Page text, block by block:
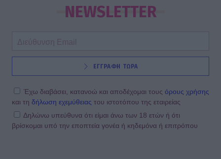
την οδήγησε στην κορυφή της
MEDIA
Για Σένα - Νίκος Πουρσανίδης:
– Η τραγική μοίρα του Μιχάλη
MEDIA
NEWSLETTER
ΕΓΓΡΑΦΗ ΤΩΡΑ
Έχω διαβάσει, κατανοώ και αποδέχομαι τους όρους χρήσης
και τη δήλωση εχεμύθειας του ιστοτόπου της εταιρείας
Δηλώνω υπεύθυνα ότι είμαι άνω των 18 ετών ή ότι
βρίσκομαι υπό την εποπτεία γονέα ή κηδεμόνα ή επιτρόπου